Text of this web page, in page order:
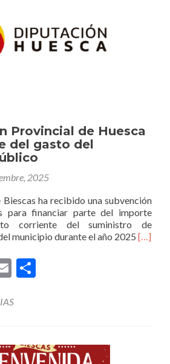
Provincial de Huesca
del gasto del
2025
ha recibido una subvención
para financiar parte del importe
corriente del suministro de
municipio durante el año 2025 […]
Email